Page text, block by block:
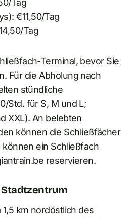
Tag
€11,50/Tag
Tag
Terminal, bevor Sie
Für die Abholung nach
stündliche
Std. für S, M und L;
XXL). An belebten
können die Schließfächer
ein Schließfach
reservieren.
km nordöstlich des